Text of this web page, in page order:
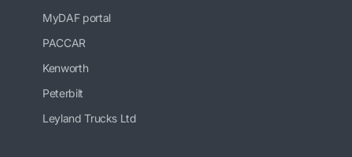
MyDAF portal
PACCAR
Kenworth
Peterbilt
Leyland Trucks Ltd